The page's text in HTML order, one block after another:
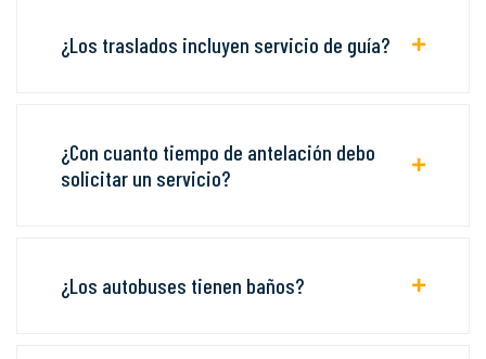
¿Los traslados incluyen servicio de guía?
¿Con cuanto tiempo de antelación debo
solicitar un servicio?
¿Los autobuses tienen baños?